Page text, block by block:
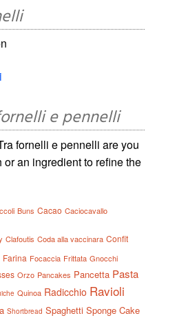
e pennelli
fornelli e pennelli are you
an ingredient to refine the
Buns Cacao Caciocavallo
Clafoutis Coda alla vaccinara Confit
Farina Focaccia Frittata Gnocchi
Orzo Pancakes Pancetta Pasta
Quinoa Radicchio Ravioli
Shortbread Spaghetti Sponge Cake